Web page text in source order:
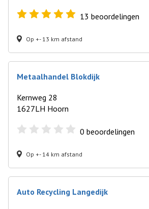
13 beoordelingen
Op +- 13 km afstand
Metaalhandel Blokdijk
Kernweg 28
1627LH Hoorn
0 beoordelingen
Op +- 14 km afstand
Auto Recycling Langedijk